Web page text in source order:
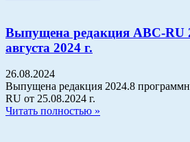
Выпущена редакция АВС-RU
августа 2024 г.
26.08.2024
Выпущена редакция 2024.8
RU от 25.08.2024 г.
Читать полностью »